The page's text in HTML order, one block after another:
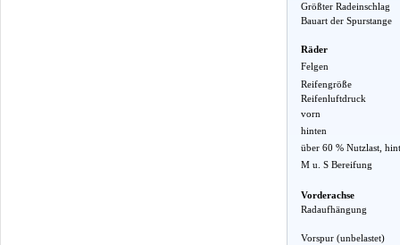
Größter Radeinschlag
Bauart der Spurstange
Räder
Felgen
Reifengröße
Reifenluftdruck
vorn
hinten
über 60 % Nutzlast,
M u. S Bereifung
Vorderachse
Radaufhängung
Vorspur (unbelastet)